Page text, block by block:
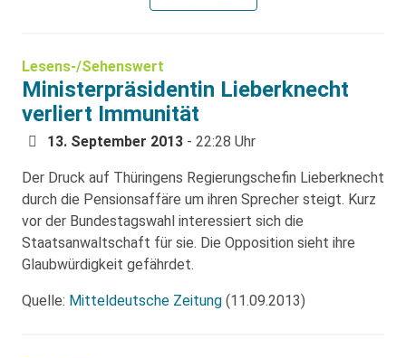
Lesens-/Sehenswert
Ministerpräsidentin Lieberknecht
verliert Immunität
13. September 2013 - 22:28 Uhr
Der Druck auf Thüringens Regierungschefin Lieberknecht
durch die Pensionsaffäre um ihren Sprecher steigt. Kurz
vor der Bundestagswahl interessiert sich die
Staatsanwaltschaft für sie. Die Opposition sieht ihre
Glaubwürdigkeit gefährdet.
Quelle: Mitteldeutsche Zeitung (11.09.2013)